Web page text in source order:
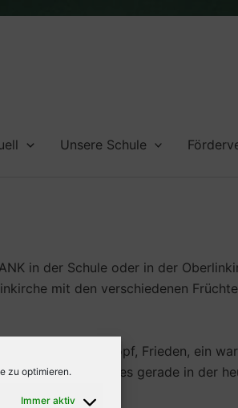
zu optimieren.
Immer aktiv
Unsere Schule
in der Schule oder in der
mit den verschiedenen
über dem Kopf, Frieden, ein
– und doch ist es gerade in der